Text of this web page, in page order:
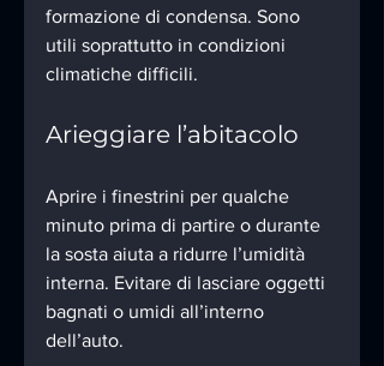
formazione di condensa. Sono
utili soprattutto in condizioni
climatiche difficili.
Arieggiare l’abitacolo
Aprire i finestrini per qualche
minuto prima di partire o durante
la sosta aiuta a ridurre l’umidità
interna. Evitare di lasciare oggetti
bagnati o umidi all’interno
dell’auto.